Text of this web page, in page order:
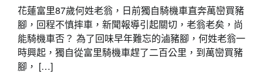
花蓮富里87歲何姓老翁，日前獨自騎機車直奔萬巒買豬
腳，回程不慎摔車，新聞報導引起關切，老翁老矣，尚
能騎機車否？ 為了回味早年難忘的滷豬腳，何姓老翁一
時興起，獨自從富里騎機車趕了二百公里，到萬巒買豬
腳， […]